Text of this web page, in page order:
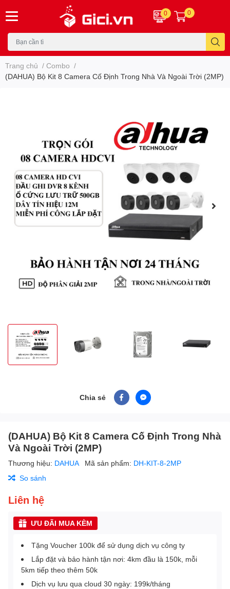
0 0
Trang chủ / Combo /
(DAHUA) Bộ Kit 8 Camera Cố Định Trong Nhà Và Ngoài Trời (2MP)
Chia sẻ
(DAHUA) Bộ Kit 8 Camera Cố Định Trong Nhà
Và Ngoài Trời (2MP)
Thương hiệu: DAHUA Mã sản phẩm: DH-KIT-8-2MP
So sánh
Liên hệ
ƯU ĐÃI MUA KÈM
Tặng Voucher 100k để sử dụng dịch vụ công ty
Lắp đặt và bảo hành tận nơi: 4km đầu là 150k, mỗi
5km tiếp theo thêm 50k
Dịch vụ lưu qua cloud 30 ngày: 199k/tháng